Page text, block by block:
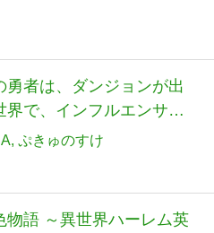
勇者は、ダンジョンが出
界で、インフルエンサー
ぎます! 7 (ヒューコミッ
ぷきゅのすけ
物語 ～異世界ハーレム英